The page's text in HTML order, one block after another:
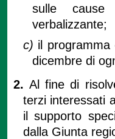
sulle cause
verbalizzante;
c) il
dicembre di
2.Al fine di
terzi interessati
il supporto
dalla Giunta